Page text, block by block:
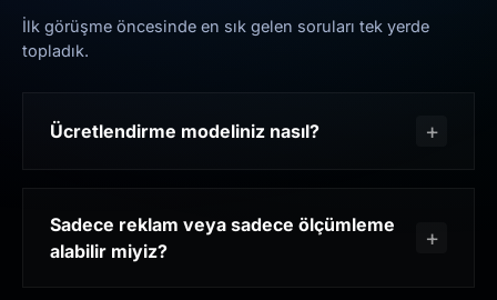
İlk görüşme öncesinde en sık gelen soruları tek yerde
topladık.
Ücretlendirme modeliniz nasıl?
Sadece reklam veya sadece ölçümleme
alabilir miyiz?